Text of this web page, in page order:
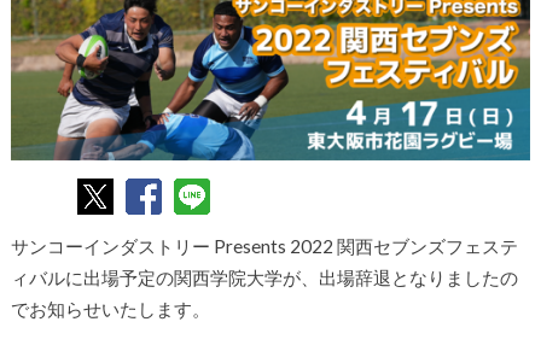
サンコーインダストリー Presents 2022 関西セブンズフェステ
ィバルに出場予定の関西学院大学が、出場辞退となりましたの
でお知らせいたします。